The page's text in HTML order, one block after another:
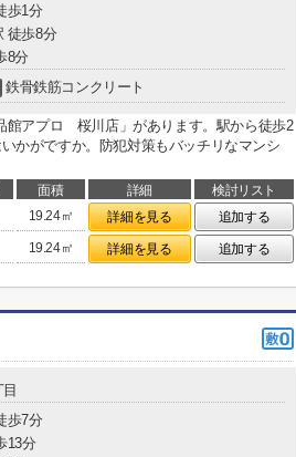
歩1分
徒歩8分
8分
鉄骨鉄筋コンクリート
館アプロ 桜川店」があります。駅から徒歩2
かがですか。防犯対策もバッチリなマンシ
面積 詳細
検討リスト
19.24㎡ 詳細を見る
追加する
19.24㎡ 詳細を見る 追加する
目
歩7分
13分